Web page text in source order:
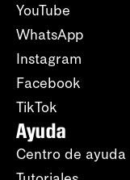
YouTube
WhatsApp
Instagram
Facebook
TikTok
Ayuda
Centro de ayuda